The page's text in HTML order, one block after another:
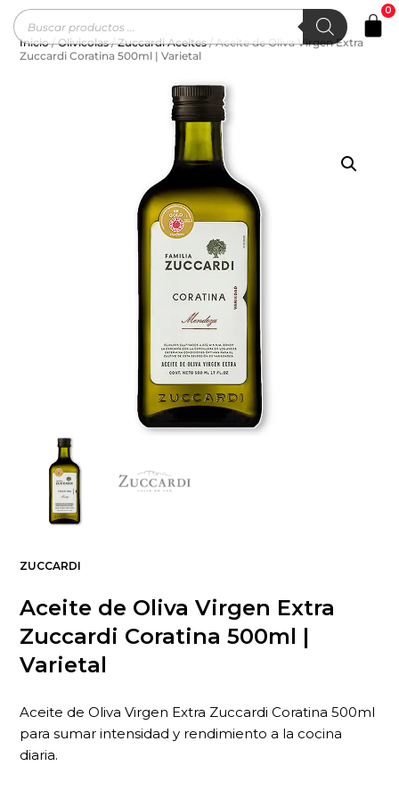
0
Inicio/Olivicolas/Zuccardi Aceites/ Aceite de Oliva Virgen Extra
Zuccardi Coratina 500ml | Varietal
ZUCCARDI
Aceite de Oliva Virgen Extra
Zuccardi Coratina 500ml |
Varietal
Aceite de Oliva Virgen Extra Zuccardi Coratina 500ml
para sumar intensidad y rendimiento a la cocina
diaria.